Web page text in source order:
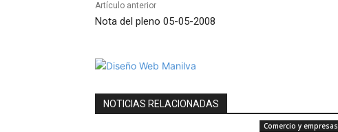
Artículo anterior
Nota del pleno 05-05-2008
NOTICIAS RELACIONADAS
Comercio y empresas